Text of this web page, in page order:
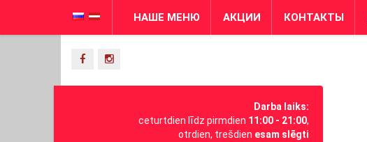
НАШЕ МЕНЮ АКЦИИ КОНТАКТЫ
Darba laiks:
ceturtdien līdz pirmdien 11:00 - 21:00,
otrdien, trešdien esam slēgti